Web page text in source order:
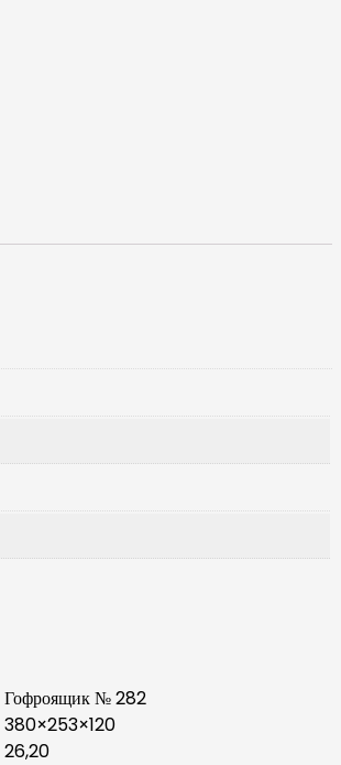
Гофроящик № 282
380×253×120
26,20